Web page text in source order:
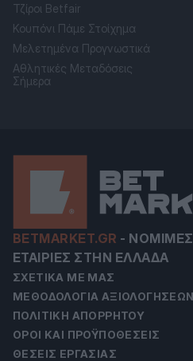
Τζίροι Betfair
Κουπόνι Πάμε Στοίχημα
Μελετημένα Προγνωστικά
Αθλητικές Μεταδόσεις
Σήμερα
BETMARKET.GR - ΝΌΜΙΜΕΣ
ΕΤΑΙΡΊΕΣ ΣΤΗΝ ΕΛΛΆΔΑ
ΣΧΕΤΙΚΆ ΜΕ ΜΑΣ
ΜΕΘΟΔΟΛΟΓΊΑ ΑΞΙΟΛΟΓΉΣΕΩΝ
ΠΟΛΙΤΙΚΉ ΑΠΟΡΡΉΤΟΥ
ΌΡΟΙ ΚΑΙ ΠΡΟΫΠΟΘΈΣΕΙΣ
ΘΈΣΕΙΣ ΕΡΓΑΣΊΑΣ